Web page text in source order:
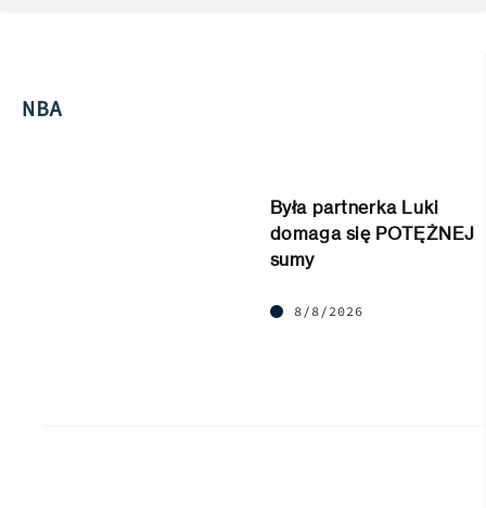
NBA
Była partnerka Luki
domaga się POTĘŻNEJ
sumy
8/8/2026